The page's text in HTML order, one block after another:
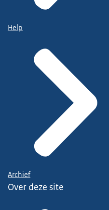
Help
Archief
Over deze site